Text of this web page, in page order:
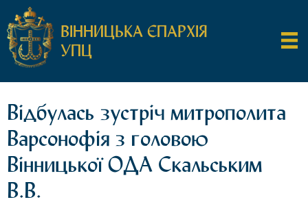
ВІННИЦЬКА ЄПАРХІЯ
УПЦ
Відбулась зустріч митрополита
Варсонофія з головою
Вінницької ОДА Скальським
В.В.